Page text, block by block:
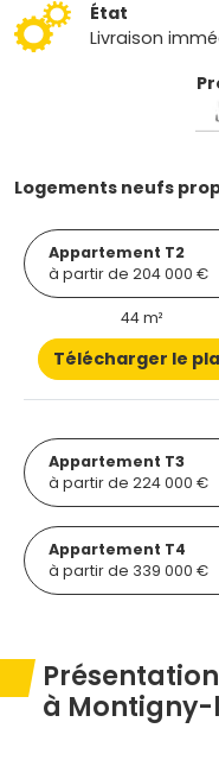
État
Livraison
Logements neufs
Appartement T2
à partir de 204 000 €
44 m²
Télécharger le
Appartement T3
à partir de 224 000 €
Appartement T4
à partir de 339 000 €
à